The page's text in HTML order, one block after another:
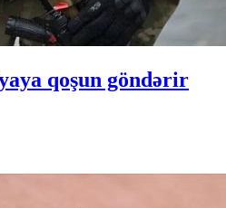
qoşun göndərir